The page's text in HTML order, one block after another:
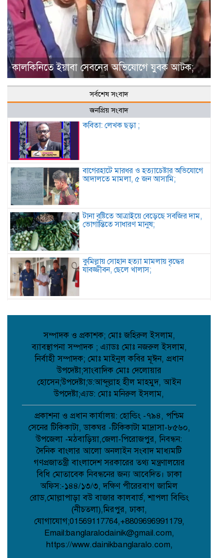
কালকিনিতে ইয়াবা সেবনের অভিযোগে যুবক আটক;
সর্বশেষ সংবাদ
জনপ্রিয় সংবাদ
কবিতা: লেখক ছড়া ;
বাগেরহাটে মারধর ও হত্যাচেষ্টার অভিযোগে
আদালতে মামলা, ৫ জন আসামি;
টানা বৃষ্টিতে আত্রাইয়ে বেড়েছে সবজির দাম,
ভোগান্তিতে সাধারণ মানুষ;
কুমিল্লায় সোহান হত্যা মামলায় বৃদ্ধের
যাবজ্জীবন, ছেলে খালাস;
আটক ১, ৪ মাসের কারাদণ্ড;
কবিতা: আত্মমর্যাদা;
বৈরী আবহাওয়া উপেক্ষা করে মাদারগঞ্জে
বিএনপির আনন্দ ও বিজয় মিছিল;
আত্রাইয়ে বান্দাইখাড়া টেকনিক্যাল অ্যান্ড
বিএম কলেজে জুলাই গণঅভ্যুত্থান দিবস
পালিত;
পোরশায় শহিদ পরিবার ও জুলাই যোদ্ধাদের
সংবর্ধনা;
আত্রাইয়ে জুলাই গণঅভ্যুত্থান দিবসে
স্মৃতিচারণ জুলাই যোদ্ধাদের সংবর্ধনা ও
আলোচনা সভা অনুষ্ঠিত ;
সম্পাদক ও প্রকাশক; মোঃ জহিরুল ইসলাম,
ব্যাবস্থাপনা সম্পাদক ; এ্যাডঃ মোঃ নজরুল ইসলাম,
নির্বাহী সম্পাদক; মোঃ মাইনুল কবির মূঈন, প্রধান
উপদেষ্টা;সাংবাদিক মোঃ দেলোয়ার
হোসেন;উপদেষ্টা;ড:আব্দূল্লাহ হীল মাহমুদ, আইন
উপদেষ্টা;এ্যড: মোঃ মনিরুল ইসলাম,
প্রকাশনা ও প্রধান কার্যালয়: হোল্ডিং -৭৯৪, পশ্চিম
সেনের টিকিকাটা, ডাকঘর -টিকিকাটা মাদ্রাসা-৮৫৬০,
উপজেলা -মঠবাড়িয়া,জেলা-পিরোজপুর, নিবন্ধন:
দৈনিক বাংলার আলো অনলাইন সংবাদ মাধ্যমটি
গণপ্রজাতন্ত্রী বাংলাদেশ সরকারের তথ্য মন্ত্রণালয়ের
বিধি মোতাবেক নিবন্ধনের জন্য আবেদিত। ঢাকা
অফিস:-১৪৪/১৩/৩, দক্ষিণ পীরেরবাগ জামিল
রোড,মোল্লাপাড়া বউ বাজার কালবার্ড, শাপলা বিল্ডিং
(নীচতলা),মিরপুর, ঢাকা,
যোগাযোগ;01569117764,+8809696991179,
Email:banglaralodainik@gmail.com,
https://www.dainikbanglaralo.com,